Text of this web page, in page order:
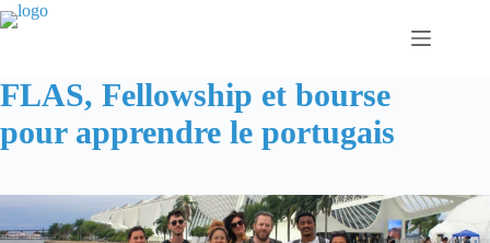
Passer
au
FLAS, Fellowship et bourse
pour apprendre le portugais